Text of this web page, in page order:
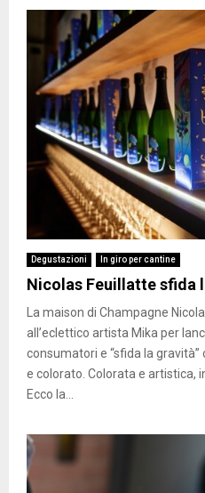
Degustazioni In giro per cantine
Nicolas Feuillatte sfida
La maison di Champagne
all’eclettico artista Mika per
consumatori e “sfida la
e colorato. Colorata e artistica,
Ecco la...